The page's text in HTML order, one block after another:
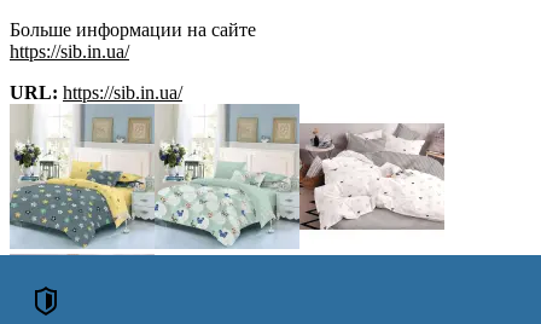
Больше информации на сайте
https://sib.in.ua/
URL: https://sib.in.ua/